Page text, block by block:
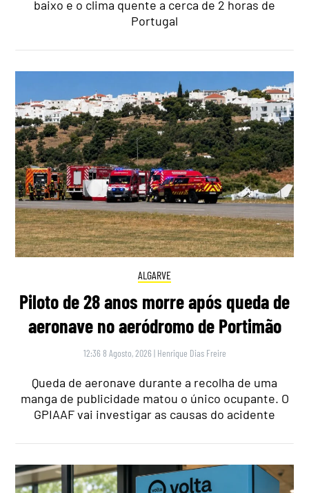
baixo e o clima quente a cerca de 2 horas de
Portugal
ALGARVE
Piloto de 28 anos morre após queda de
aeronave no aeródromo de Portimão
12:36 8 Agosto, 2026 | Henrique Dias Freire
Queda de aeronave durante a recolha de uma
manga de publicidade matou o único ocupante. O
GPIAAF vai investigar as causas do acidente